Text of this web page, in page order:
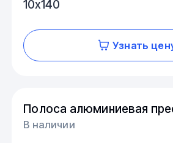
10х140
Узнать
Полоса алюминиевая
В наличии